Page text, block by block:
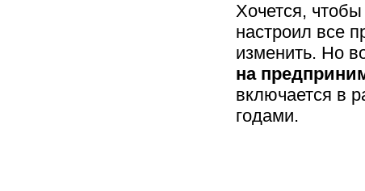
Хочется,
настроил все
изменить. Но
на
включается в
годами.